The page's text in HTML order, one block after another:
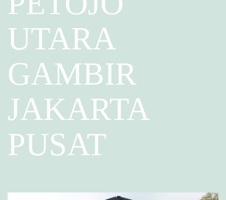
UTARA
GAMBIR
JAKARTA
PUSAT